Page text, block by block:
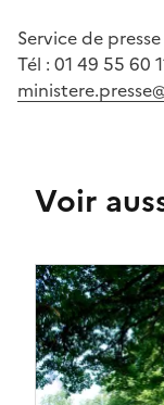
Service de
Tél : 01 49 55 60
Voir